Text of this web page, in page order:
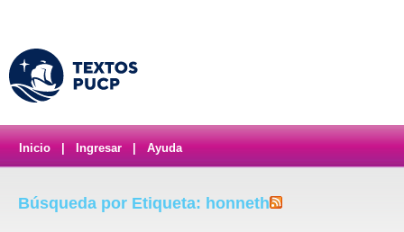
Inicio Ingresar Ayuda
Búsqueda por Etiqueta: honneth